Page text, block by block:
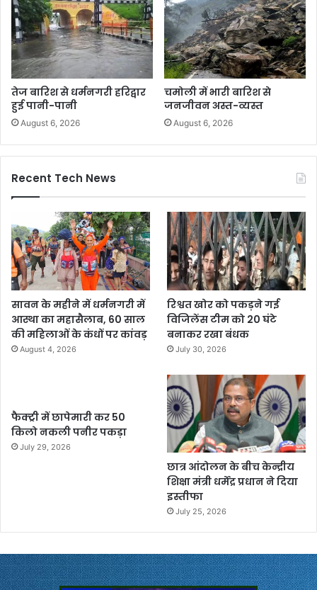
तेज बारिश से धर्मनगरी हरिद्वार
हुई पानी-पानी
August 6, 2026
चमोली में भारी बारिश से
जनजीवन अस्त-व्यस्त
August 6, 2026
Recent Tech News
सावन के महीने में धर्मनगरी में
आस्था का महासैलाब, 60 साल
की महिलाओं के कंधों पर कांवड़
August 4, 2026
रिश्वत खोर को पकड़ने गई
विजिलेंस टीम को 20 घंटे
बनाकर रखा बंधक
July 30, 2026
फैक्ट्री में छापेमारी कर 50
किलो नकली पनीर पकड़ा
July 29, 2026
छात्र आंदोलन के बीच केन्द्रीय
शिक्षा मंत्री धर्मेंद्र प्रधान ने दिया
इस्तीफा
July 25, 2026